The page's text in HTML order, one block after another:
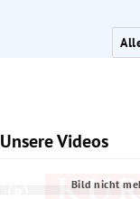
Unsere Videos
Slide 1 von 7
Bild nicht